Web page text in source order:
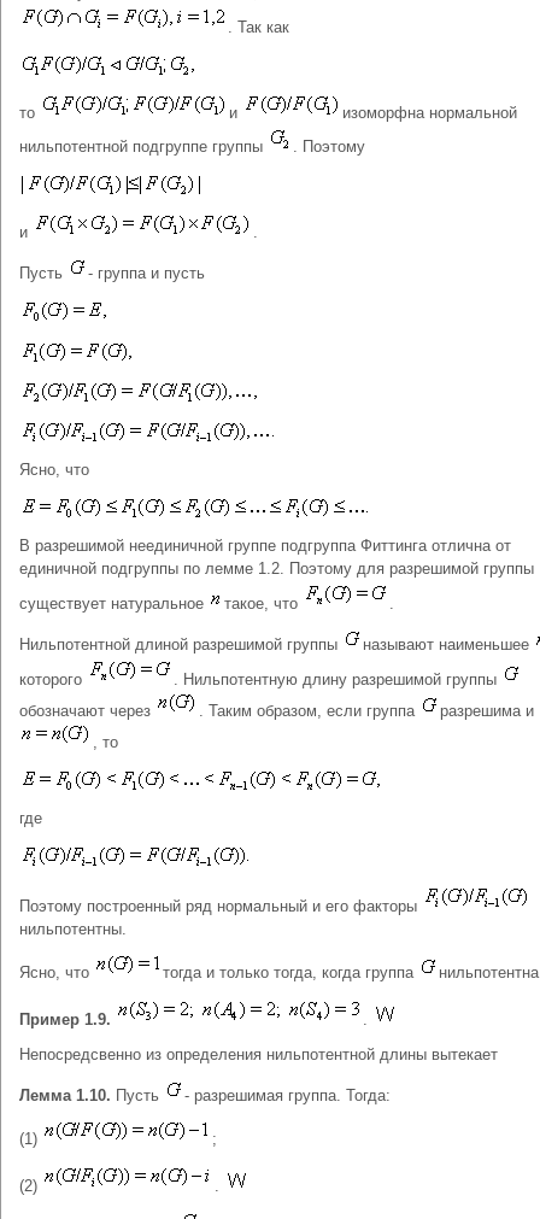
. Так как
то и
изоморфна нормальной
нильпотентной подгруппе группы
. Поэтому
и .
Пусть - группа и пусть
Ясно, что
В разрешимой неединичной группе подгруппа Фиттинга отлична от
единичной подгруппы по лемме 1.2. Поэтому для разрешимой группы
существует натуральное
такое, что .
Нильпотентной длиной разрешимой группы
называют наименьшее
которого
. Нильпотентную длину разрешимой группы
обозначают через
. Таким образом, если группа
разрешима и
, то
где
Поэтому построенный ряд нормальный и его факторы
нильпотентны.
Ясно, что тогда и только тогда, когда группа
Пример 1.9.
.
Непосредсвенно из определения нильпотентной длины вытекает
Лемма 1.10. Пусть - разрешимая группа. Тогда:
(1) ;
(2) .